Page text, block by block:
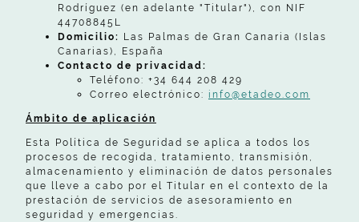
Rodríguez (en adelante "Titular"), con NIF
44708845L
Domicilio: Las Palmas de Gran Canaria (Islas
Canarias), España
Contacto de privacidad:
Teléfono: +34 644 208 429
Correo electrónico: info@etadeo.com
Ámbito de aplicación
Esta Política de Seguridad se aplica a todos los
procesos de recogida, tratamiento, transmisión,
almacenamiento y eliminación de datos personales
que lleve a cabo por el Titular en el contexto de la
prestación de servicios de asesoramiento en
seguridad y emergencias.